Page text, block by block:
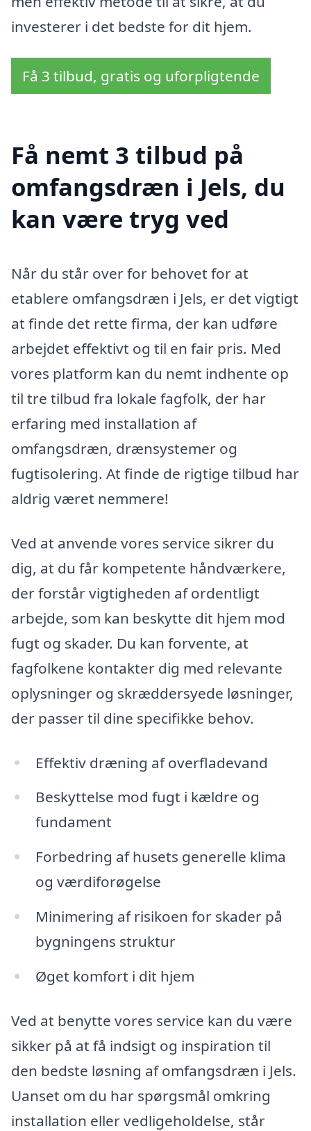
investerer i det bedste for dit hjem.
Få 3 tilbud, gratis og uforpligtende
Få nemt 3 tilbud på
omfangsdræn i Jels, du
kan være tryg ved
Når du står over for behovet for at
etablere omfangsdræn i Jels, er det vigtigt
at finde det rette firma, der kan udføre
arbejdet effektivt og til en fair pris. Med
vores platform kan du nemt indhente op
til tre tilbud fra lokale fagfolk, der har
erfaring med installation af
omfangsdræn, drænsystemer og
fugtisolering. At finde de rigtige tilbud har
aldrig været nemmere!
Ved at anvende vores service sikrer du
dig, at du får kompetente håndværkere,
der forstår vigtigheden af ordentligt
arbejde, som kan beskytte dit hjem mod
fugt og skader. Du kan forvente, at
fagfolkene kontakter dig med relevante
oplysninger og skræddersyede løsninger,
der passer til dine specifikke behov.
Effektiv dræning af overfladevand
Beskyttelse mod fugt i kældre og
fundament
Forbedring af husets generelle klima
og værdiforøgelse
Minimering af risikoen for skader på
bygningens struktur
Øget komfort i dit hjem
Ved at benytte vores service kan du være
sikker på at få indsigt og inspiration til
den bedste løsning af omfangsdræn i Jels.
Uanset om du har spørgsmål omkring
installation eller vedligeholdelse, står